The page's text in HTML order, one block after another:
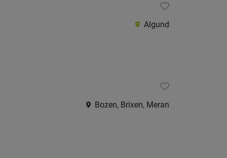
Algund
Bozen, Brixen, Meran